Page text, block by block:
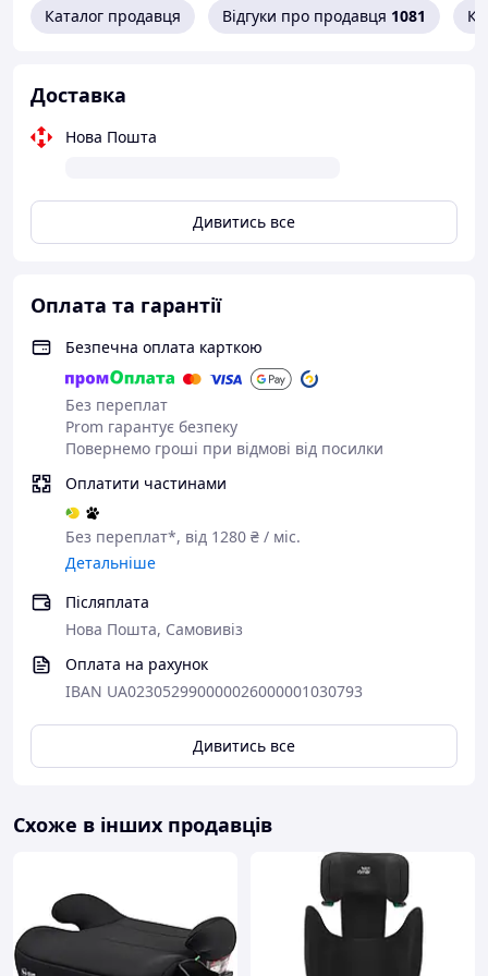
Вага автокрісла:
зовнішні розміри: 40,5х59,5х59 см.
РОКУ
Каталог продавця Відгуки про продавця 1081
Доставка
Нова Пошта
Дивитись все
Оплата та гарантії
Безпечна оплата карткою
Без переплат
Prom гарантує безпеку
Повернемо гроші при відмові від посилки
Оплатити частинами
Без переплат*, від 1280 ₴ / міс.
Детальніше
Післяплата
Нова Пошта, Самовивіз
Оплата на рахунок
IBAN UA023052990000026000001030793
Дивитись все
Схоже в інших продавців